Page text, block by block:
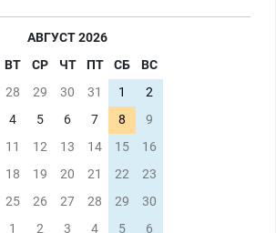
АВГУСТ 2026
ВТ СР ЧТ ПТ СБ
ВС
28 29 30 31 1
2
4 5 6 7 8
9
11 12 13 14 15
16
18 19 20 21 22
23
25 26 27 28 29
30
1 2 3 4 5 6